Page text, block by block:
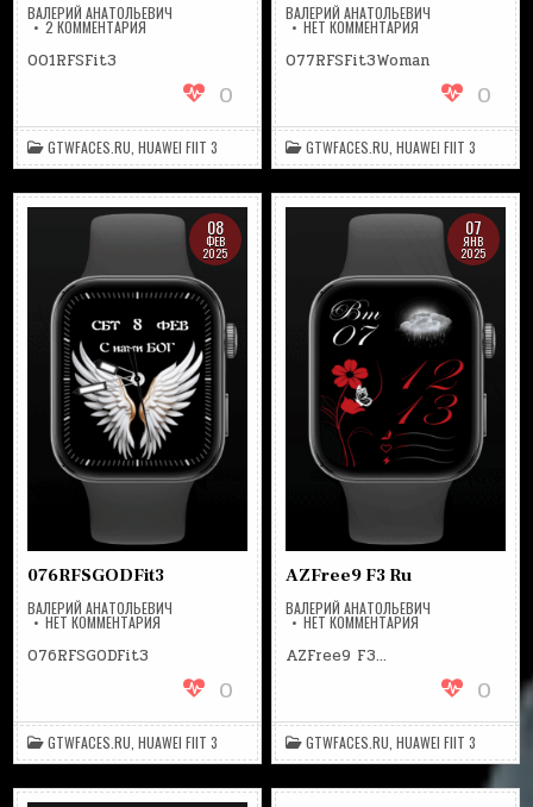
ВАЛЕРИЙ АНАТОЛЬЕВИЧ
2 КОММЕНТАРИЯК
001RFSFit3
0
GTWFACES.RU ,HUAWEI FIIT 3
ВАЛЕРИЙ АНАТОЛЬЕВИЧ
НЕТ КОММЕНТАРИЯНА
077RFSFIT3WOMAN
077RFSFit3Woman
0
GTWFACES.RU ,HUAWEI FIIT 3
08
ФЕВ
2025
076RFSGODFit3
ВАЛЕРИЙ АНАТОЛЬЕВИЧ
НЕТ КОММЕНТАРИЯНА
076RFSGODFit3
0
GTWFACES.RU ,HUAWEI FIIT 3
07
ЯНВ
2025
AZFree9 F3 Ru
ВАЛЕРИЙ АНАТОЛЬЕВИЧ
НЕТ КОММЕНТАРИЯНА
AZFree9 F3…
0
GTWFACES.RU ,HUAWEI FIIT 3